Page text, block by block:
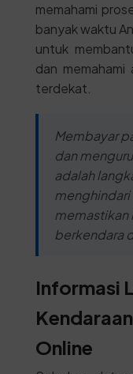
memahami
banyak waktu
untuk
dan memahami
terdekat.
Membayar
dan
adalah
memastikan
berkendara
Informasi
Online